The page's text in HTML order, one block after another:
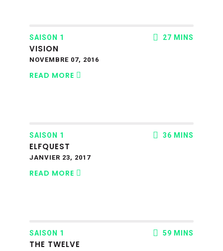
SAISON 1 27 MINS
VISION
NOVEMBRE 07, 2016
READ MORE
SAISON 1 36 MINS
ELFQUEST
JANVIER 23, 2017
READ MORE
SAISON 1 59 MINS
THE TWELVE